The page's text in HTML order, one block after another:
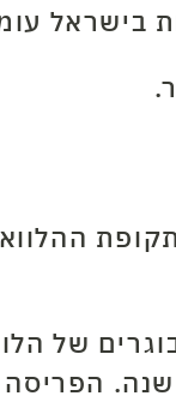
בישראל
של
שנה.